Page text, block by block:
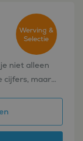
Werving &
Selectie
niet alleen
cijfers, maar
het finance